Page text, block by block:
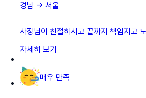
경남 → 서울
사장님이 친절하시고 끝까지 책임지고
자세히 보기
매우 만족